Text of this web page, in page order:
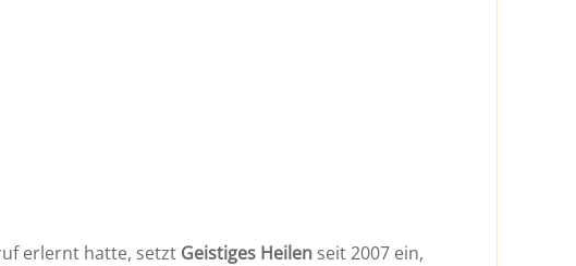
erlernt hatte, setzt Geistiges Heilen seit 2007 ein,